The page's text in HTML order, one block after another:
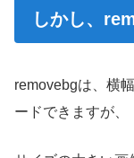
しかし、
removebgは、横
ードできますが、